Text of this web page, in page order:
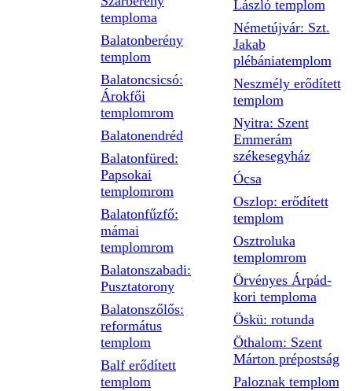
temploma
Balatonberény
templom
Balatoncsicsó:
Árokfői
templomrom
Balatonendréd
Balatonfüred:
Papsokai
templomrom
Balatonfűzfő:
mámai
templomrom
Balatonszabadi:
Pusztatorony
Balatonszőlős:
református
templom
Balf erődített
templom
László templom
Németújvár: Szt.
Jakab
plébániatemplom
Neszmély erődített
templom
Nyitra: Szent
Emmerám
székesegyház
Ócsa
Oszlop: erődített
templom
Osztroluka
templomrom
Örvényes Árpád-
kori temploma
Öskü: rotunda
Öthalom: Szent
Márton prépostság
Paloznak templom